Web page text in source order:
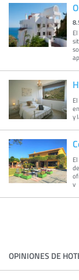
y
v
OPINIONES DE